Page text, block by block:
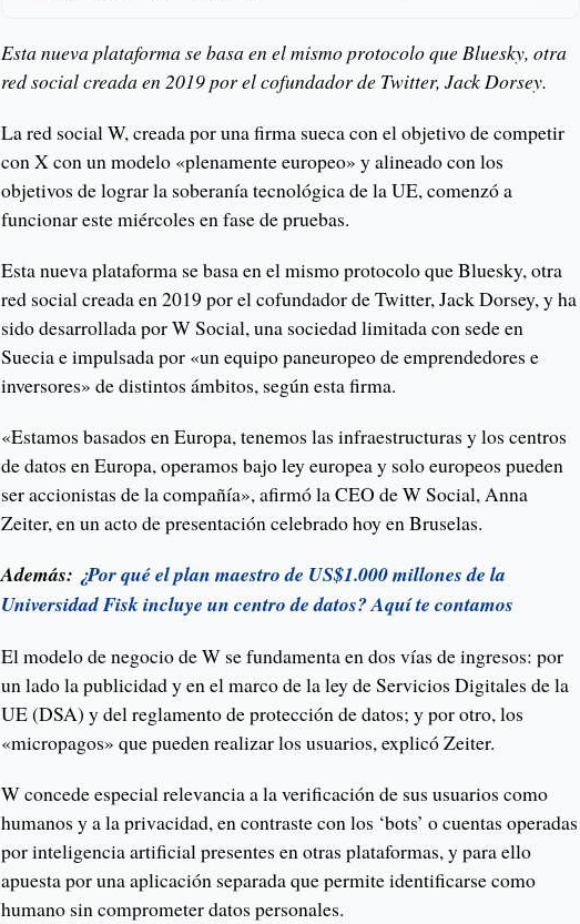
Esta nueva plataforma se basa en el mismo protocolo que Bluesky, otra
red social creada en 2019 por el cofundador de Twitter, Jack Dorsey.
La red social W, creada por una firma sueca con el objetivo de competir
con X con un modelo «plenamente europeo» y alineado con los
objetivos de lograr la soberanía tecnológica de la UE, comenzó a
funcionar este miércoles en fase de pruebas.
Esta nueva plataforma se basa en el mismo protocolo que Bluesky, otra
red social creada en 2019 por el cofundador de Twitter, Jack Dorsey, y ha
sido desarrollada por W Social, una sociedad limitada con sede en
Suecia e impulsada por «un equipo paneuropeo de emprendedores e
inversores» de distintos ámbitos, según esta firma.
«Estamos basados en Europa, tenemos las infraestructuras y los centros
de datos en Europa, operamos bajo ley europea y solo europeos pueden
ser accionistas de la compañía», afirmó la CEO de W Social, Anna
Zeiter, en un acto de presentación celebrado hoy en Bruselas.
Además: ¿Por qué el plan maestro de US$1.000 millones de la
Universidad Fisk incluye un centro de datos? Aquí te contamos
El modelo de negocio de W se fundamenta en dos vías de ingresos: por
un lado la publicidad y en el marco de la ley de Servicios Digitales de la
UE (DSA) y del reglamento de protección de datos; y por otro, los
«micropagos» que pueden realizar los usuarios, explicó Zeiter.
W concede especial relevancia a la verificación de sus usuarios como
humanos y a la privacidad, en contraste con los ‘bots’ o cuentas operadas
por inteligencia artificial presentes en otras plataformas, y para ello
apuesta por una aplicación separada que permite identificarse como
humano sin comprometer datos personales.